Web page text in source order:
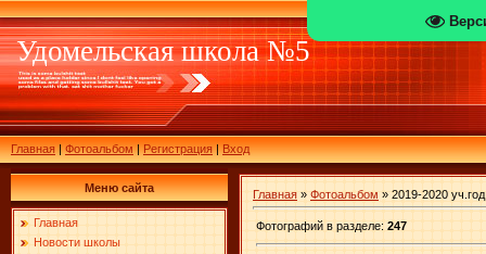
Удомельская школа №5
Главная|Фотоальбом|Регистрация|Вход
Меню сайта
Главная
Новости школы
Главная » Фотоальбом » 2019-2020 уч.год
Фотографий в разделе: 247